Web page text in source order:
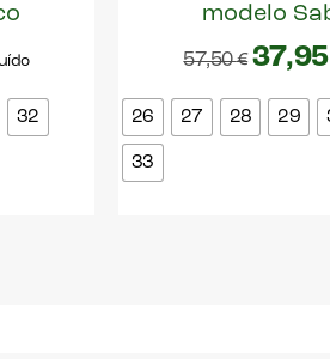
32
modelo
57,50€ 37,95
26 27 28 29
33